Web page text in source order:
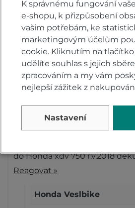
Dobrý den,
do tohoto motocyklu
https://www.honda-
honda-10w-40-4l/d396
S pozdravem
Honda Velsbike
Reagovat »
do Honda xdv 750 r.v.2018
Reagovat »
Honda Veslbike
K správnému fungování
e-shopu, k přizpůsobení
vašim potřebám, ke
marketingovým účelům
cookie. Kliknutím na tlačítko
udělíte souhlas s jejich
zpracováním a my vám
nejlepší zážitek z
Nastavení